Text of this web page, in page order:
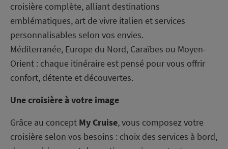
croisière complète, alliant destinations
emblématiques, art de vivre italien et services
personnalisables selon vos envies.
Méditerranée, Europe du Nord, Caraïbes ou Moyen-
Orient : chaque itinéraire est pensé pour vous offrir
confort, détente et découvertes.
Une croisière à votre image
Grâce au concept My Cruise, vous composez votre
croisière selon vos besoins : choix des services à bord,